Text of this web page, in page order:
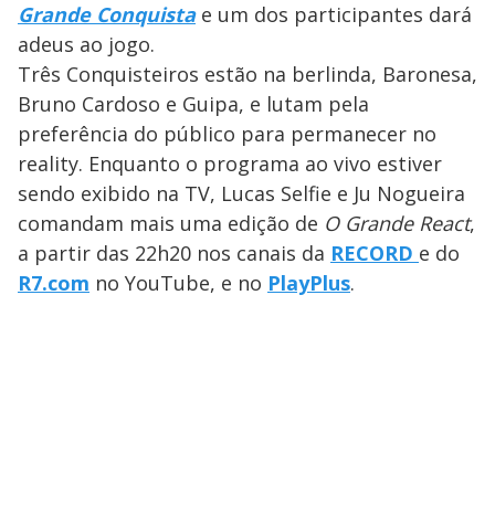
Grande Conquista e um dos participantes dará
adeus ao jogo.
Três Conquisteiros estão na berlinda, Baronesa,
Bruno Cardoso e Guipa, e lutam pela
preferência do público para permanecer no
reality. Enquanto o programa ao vivo estiver
sendo exibido na TV, Lucas Selfie e Ju Nogueira
comandam mais uma edição de O Grande React,
a partir das 22h20 nos canais da RECORD e do
R7.com no YouTube, e no PlayPlus.